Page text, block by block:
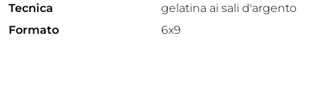
Tecnica
gelatina ai sali d'argento
Formato
6x9